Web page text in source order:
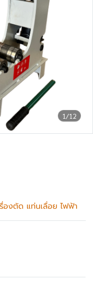
1/12
องตัด แท่นเลื่อย ไฟฟ้า